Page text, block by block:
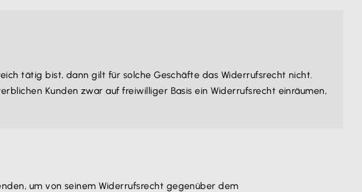
tätig bist, dann gilt für solche Geschäfte das Widerrufsrecht nicht.
Kunden zwar auf freiwilliger Basis ein Widerrufsrecht einräumen,
um von seinem Widerrufsrecht gegenüber dem